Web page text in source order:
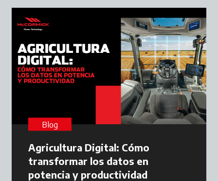
Blog
Agricultura Digital: Cómo
transformar los datos en
potencia y productividad